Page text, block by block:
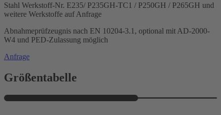
Stahl Werkstoff-Nr. E235/ P235GH-TC1 / P250GH / P265GH und
weitere Werkstoffe auf Anfrage
Abnahmeprüfzeugnis nach EN 10204-3.1, optional mit AD-2000-
W4 und PED-Zulassung möglich
Anfrage
Größentabelle